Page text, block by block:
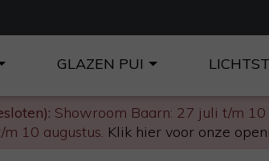
Showroom Baarn: 27 juli t/m
10 augustus. Klik hier voor onze
GLAZEN PUI